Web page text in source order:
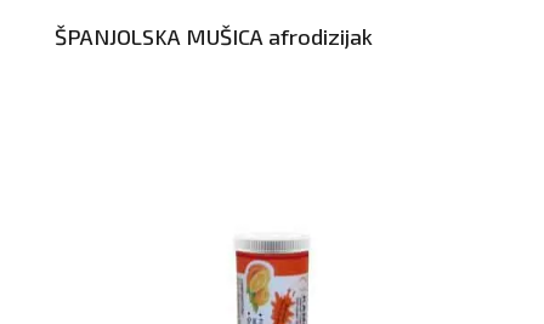
ŠPANJOLSKA MUŠICA afrodizijak